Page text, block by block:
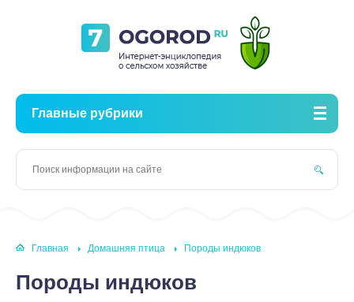
Главные рубрики
Главная Домашняя птица Породы индюков
Породы индюков